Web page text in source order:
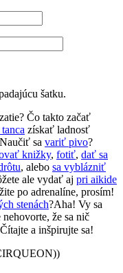
Čo takto začať
získať ladnosť
sa variť pivo?
knižky, fotiť, dať sa
, alebo sa vyblázniť
ale vydať aj pri aikide
po adrenalíne, prosím!
stenách?Aha! Vy sa
že sa nič
a inšpirujte sa!